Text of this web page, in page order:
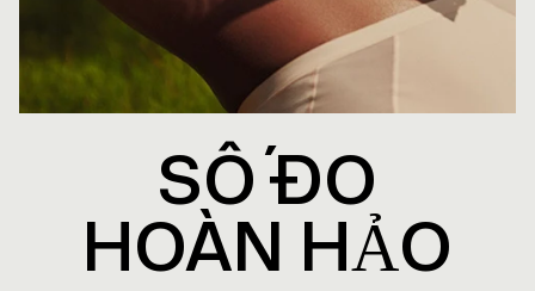
SỐ ĐO
HOÀN HẢO